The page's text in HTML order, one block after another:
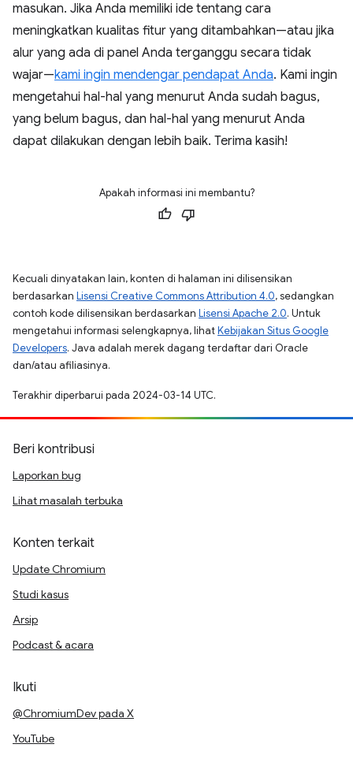
masukan. Jika Anda memiliki ide tentang cara
meningkatkan kualitas fitur yang ditambahkan—atau jika
alur yang ada di panel Anda terganggu secara tidak
wajar—kami ingin mendengar pendapat Anda. Kami ingin
mengetahui hal-hal yang menurut Anda sudah bagus,
yang belum bagus, dan hal-hal yang menurut Anda
dapat dilakukan dengan lebih baik. Terima kasih!
Apakah informasi ini membantu?
Kecuali dinyatakan lain, konten di halaman ini dilisensikan
berdasarkan Lisensi Creative Commons Attribution 4.0, sedangkan
contoh kode dilisensikan berdasarkan Lisensi Apache 2.0. Untuk
mengetahui informasi selengkapnya, lihatKebijakan Situs Google
Developers. Java adalah merek dagang terdaftar dari Oracle
dan/atau afiliasinya.
Terakhir diperbarui pada 2024-03-14 UTC.
Beri kontribusi
Laporkan bug
Lihat masalah terbuka
Konten terkait
Update Chromium
Studi kasus
Arsip
Podcast & acara
Ikuti
@ChromiumDev pada X
YouTube